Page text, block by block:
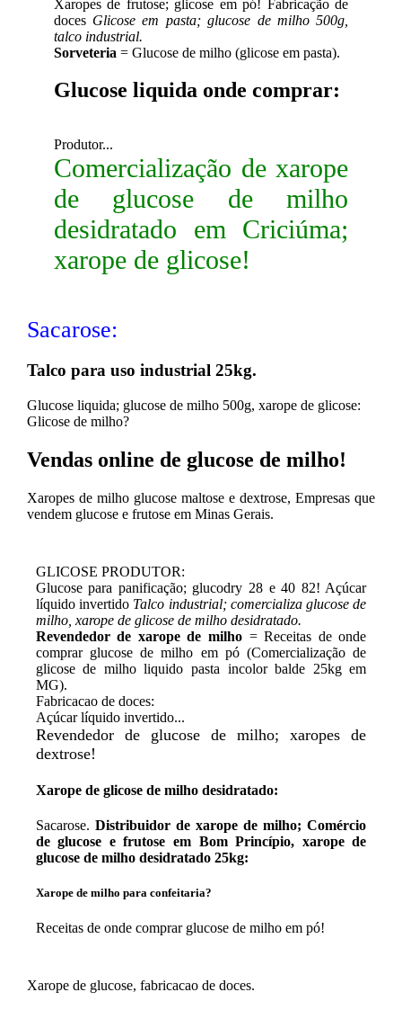
Xaropes de frutose; glicose em pó! Fabricação de
doces Glicose em pasta; glucose de milho 500g,
talco industrial.
Sorveteria = Glucose de milho (glicose em pasta).
Glucose liquida onde comprar:
Produtor...
Comercialização de xarope
de glucose de milho
desidratado em Criciúma;
xarope de glicose!
Sacarose:
Talco para uso industrial 25kg.
Glucose liquida; glucose de milho 500g, xarope de glicose:
Glicose de milho?
Vendas online de glucose de milho!
Xaropes de milho glucose maltose e dextrose, Empresas que
vendem glucose e frutose em Minas Gerais.
GLICOSE PRODUTOR:
Glucose para panificação; glucodry 28 e 40 82! Açúcar
líquido invertido Talco industrial; comercializa glucose de
milho, xarope de glicose de milho desidratado.
Revendedor de xarope de milho = Receitas de onde
comprar glucose de milho em pó (Comercialização de
glicose de milho liquido pasta incolor balde 25kg em
MG).
Fabricacao de doces:
Açúcar líquido invertido...
Revendedor de glucose de milho; xaropes de
dextrose!
Xarope de glicose de milho desidratado:
Sacarose. Distribuidor de xarope de milho; Comércio
de glucose e frutose em Bom Princípio, xarope de
glucose de milho desidratado 25kg:
Xarope de milho para confeitaria?
Receitas de onde comprar glucose de milho em pó!
Xarope de glucose, fabricacao de doces.